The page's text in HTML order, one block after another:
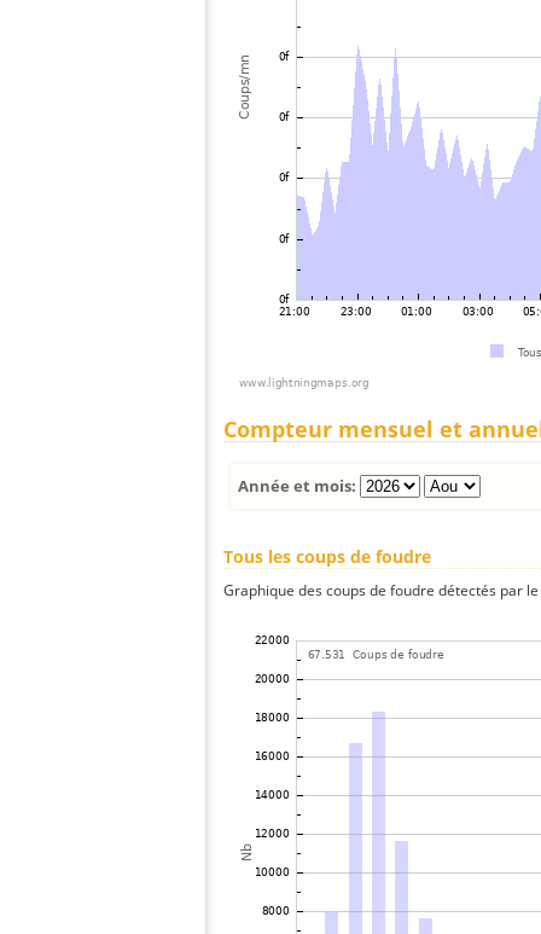
Compteur mensuel et
Année et mois:
Tous les coups de foudre
Graphique des coups de foudre détectés par